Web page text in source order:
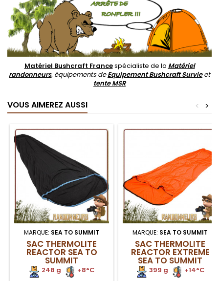
Matériel Bushcraft Francespécialiste de la Matériel
randonneurs, équipements deEquipement Bushcraft Survieet
tente MSR
VOUS AIMEREZ AUSSI >
<
MARQUE: SEA TO SUMMIT
SAC THERMOLITE
REACTOR SEA TO
SUMMIT
248 g
+8°C
MARQUE: SEA TO SUMMIT
SAC THERMOLITE
REACTOR EXTREME
SEA TO SUMMIT
399 g
+14°C